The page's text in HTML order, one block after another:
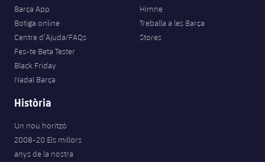
Barça App
Botiga online
Centre d’Ajuda/FAQs
Fes-te Beta Tester
Black Friday
Nadal Barça
Himne
Treballa a les Barça
Stores
Història
Un nou horitzó
2008-20 Els millors
anys de la nostra